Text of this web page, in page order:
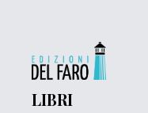
LIBRI